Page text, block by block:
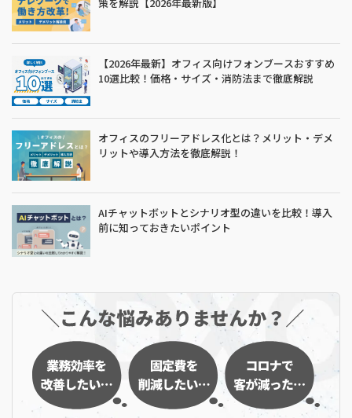
策を解説【2026年最新版】
【2026年最新】オフィス向けフォンブースおすすめ
10選比較！価格・サイズ・消防法まで徹底解説
オフィスのフリーアドレス化とは？メリット・デメ
リットや導入方法を徹底解説！
AIチャットボットとシナリオ型の違いを比較！導入
前に知っておきたいポイント